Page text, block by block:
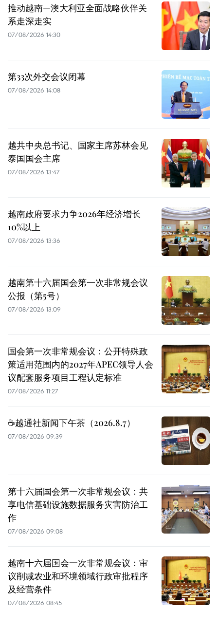
推动越南—澳大利亚全面战略伙伴关
系走深走实
07/08/2026 14:30
第33次外交会议闭幕
07/08/2026 14:08
越共中央总书记、国家主席苏林会见
泰国国会主席
07/08/2026 13:47
越南政府要求力争2026年经济增长
10%以上
07/08/2026 13:36
越南第十六届国会第一次非常规会议
公报（第5号）
07/08/2026 13:09
国会第一次非常规会议：公开特殊政
策适用范围内的2027年APEC领导人会
议配套服务项目工程认定标准
07/08/2026 11:27
☕️越通社新闻下午茶（2026.8.7）
07/08/2026 09:39
第十六届国会第一次非常规会议：共
享电信基础设施数据服务灾害防治工
作
07/08/2026 09:08
越南十六届国会一次非常规会议：审
议削减农业和环境领域行政审批程序
及经营条件
07/08/2026 08:45